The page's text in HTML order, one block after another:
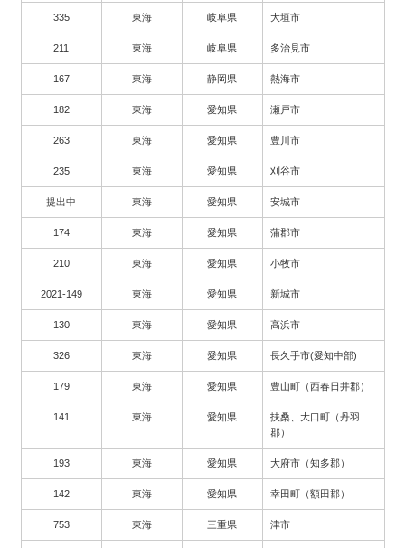
335 東海 岐阜県 大垣市
211 東海 岐阜県 多治見市
167 東海 静岡県 熱海市
182 東海 愛知県 瀬戸市
263 東海 愛知県 豊川市
235 東海 愛知県 刈谷市
提出中 東海 愛知県 安城市
174 東海 愛知県 蒲郡市
210 東海 愛知県 小牧市
2021-149 東海 愛知県 新城市
130 東海 愛知県 高浜市
326 東海 愛知県 長久手市(愛知中部)
179 東海 愛知県 豊山町（西春日井郡）
141 東海 愛知県
扶桑、大口町（丹羽
郡）
193 東海 愛知県 大府市（知多郡）
142 東海 愛知県 幸田町（額田郡）
753 東海 三重県 津市